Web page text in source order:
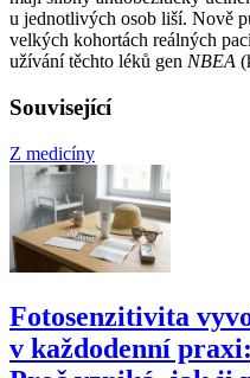
u jednotlivých osob liší. Nově
velkých kohortách reálných
užívání těchto léků gen NBEA
Související
Z medicíny
Fotosenzitivita
v každodenní praxi: